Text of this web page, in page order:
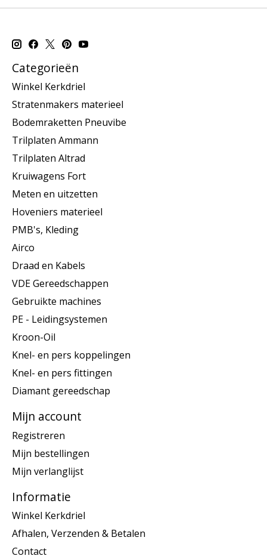
Categorieën
Winkel Kerkdriel
Stratenmakers materieel
Bodemraketten Pneuvibe
Trilplaten Ammann
Trilplaten Altrad
Kruiwagens Fort
Meten en uitzetten
Hoveniers materieel
PMB's, Kleding
Airco
Draad en Kabels
VDE Gereedschappen
Gebruikte machines
PE - Leidingsystemen
Kroon-Oil
Knel- en pers koppelingen
Knel- en pers fittingen
Diamant gereedschap
Mijn account
Registreren
Mijn bestellingen
Mijn verlanglijst
Informatie
Winkel Kerkdriel
Afhalen, Verzenden & Betalen
Contact